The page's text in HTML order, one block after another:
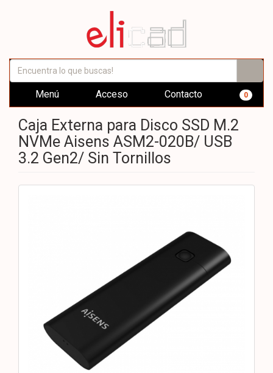
Menú Acceso Contacto 0
Caja Externa para Disco SSD M.2
NVMe Aisens ASM2-020B/ USB
3.2 Gen2/ Sin Tornillos